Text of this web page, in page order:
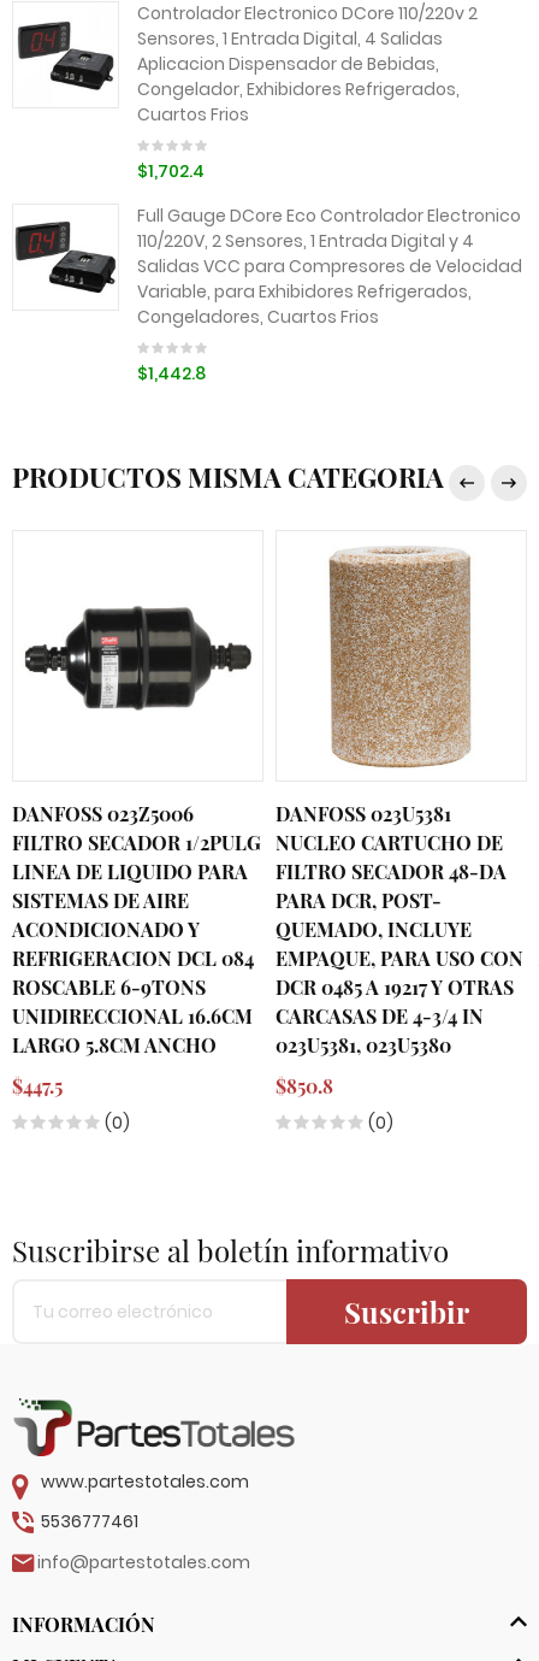
Controlador Electronico DCore 110/220v 2
Sensores, 1 Entrada Digital, 4 Salidas
Aplicacion Dispensador de Bebidas,
Congelador, Exhibidores Refrigerados,
Cuartos Frios
$1,702.4
Full Gauge DCore Eco Controlador Electronico
110/220V, 2 Sensores, 1 Entrada Digital y 4
Salidas VCC para Compresores de Velocidad
Variable, para Exhibidores Refrigerados,
Congeladores, Cuartos Frios
$1,442.8
PRODUCTOS MISMA CATEGORIA
DANFOSS 023Z5006
FILTRO SECADOR 1/2PULG
LINEA DE LIQUIDO PARA
SISTEMAS DE AIRE
ACONDICIONADO Y
REFRIGERACION DCL 084
ROSCABLE 6-9TONS
UNIDIRECCIONAL 16.6CM
LARGO 5.8CM ANCHO
$447.5
(0)
DANFOSS 023U5381
NUCLEO CARTUCHO DE
FILTRO SECADOR 48-DA
PARA DCR, POST-
QUEMADO, INCLUYE
EMPAQUE, PARA USO CON
DCR 0485 A 19217 Y OTRAS
CARCASAS DE 4-3/4 IN
023U5381, 023U5380
$850.8
(0)
Suscribirse al boletín informativo
Suscribir
www.partestotales.com
5536777461
info@partestotales.com
INFORMACIÓN